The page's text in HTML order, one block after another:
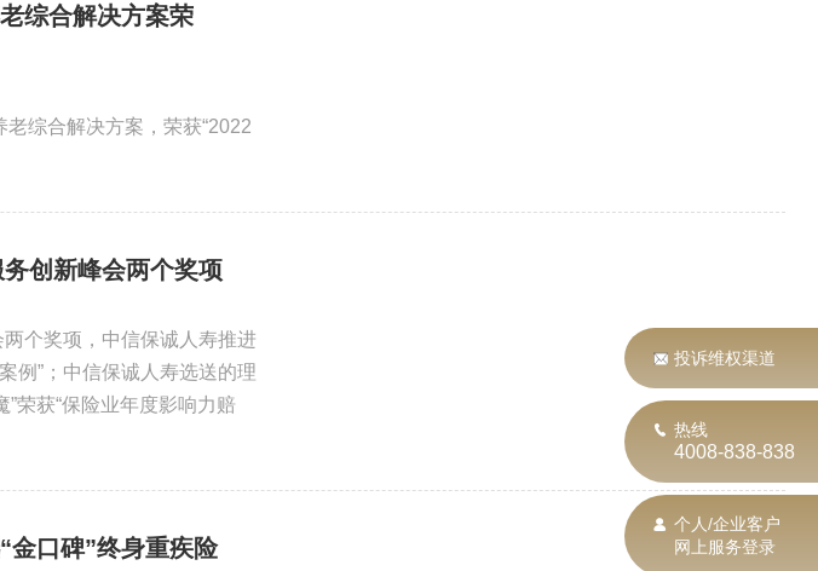
综合解决方案荣
综合解决方案，荣获“2022
创新峰会两个奖项
个奖项，中信保诚人寿推进
例”；中信保诚人寿选送的理
荣获“保险业年度影响力赔
金口碑”终身重疾险
投诉维权渠道
热线
4008-838-838
个人/企业客户
网上服务登录